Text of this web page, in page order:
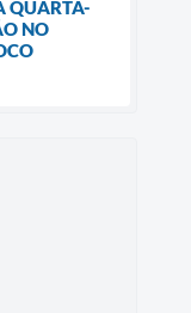
QUARTA-
NO